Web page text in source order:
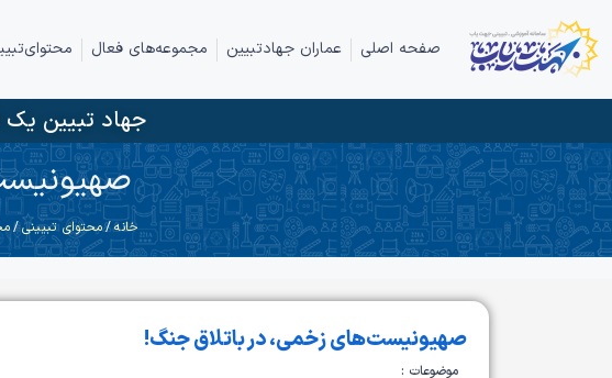
صفحه اصلی عماران جهادتبیین مجموعه‌های فعال
جهاد تبیین
خانه/محتوای تبیینی/
صهیونیست‌های زخمی، در باتلاق جنگ!
موضوعات :